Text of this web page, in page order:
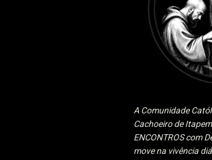
A Comunidade
Cachoeiro de
ENCONTROS com
move na vivência